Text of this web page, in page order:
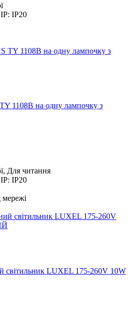
IP20
1108B на одну лампочку з
Для читання
IP20
мережі
світильник LUXEL 175-260V 10W